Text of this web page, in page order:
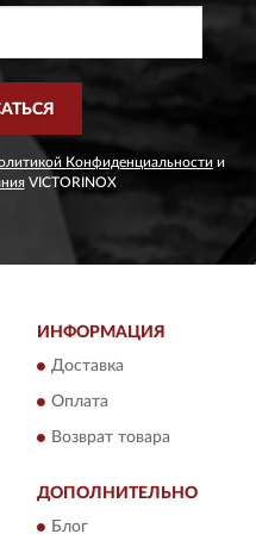
Конфиденциальности и
VICTORINOX
ИНФОРМАЦИЯ
Доставка
Оплата
Возврат товара
ДОПОЛНИТЕЛЬНО
Блог